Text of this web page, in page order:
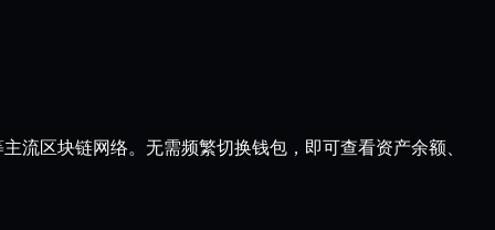
流区块链网络。无需频繁切换钱包，即可查看资产余额、